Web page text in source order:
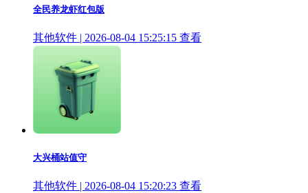
全民养龙虾红包版
其他软件 | 2026-08-04 15:25:15 查看
大兴桶站值守
其他软件 | 2026-08-04 15:20:23 查看